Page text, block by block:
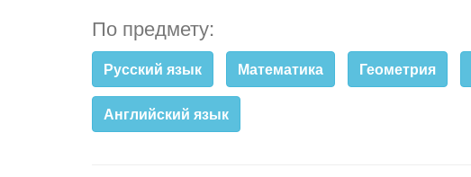
По предмету:
Русский язык Математика Геометрия
Английский язык